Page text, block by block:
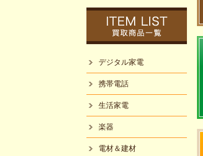
デジタル家電
携帯電話
生活家電
楽器
電材＆建材